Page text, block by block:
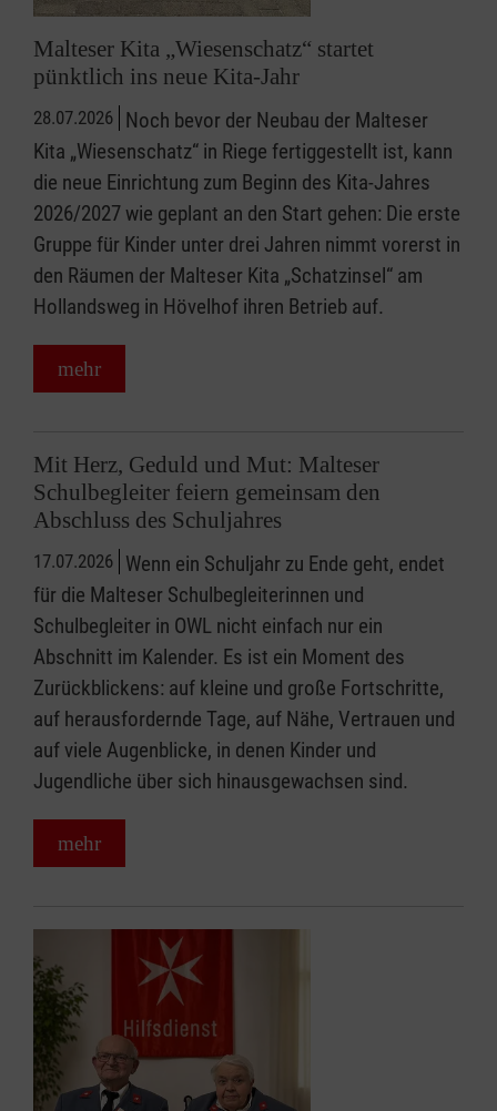
Malteser Kita „Wiesenschatz“ startet
pünktlich ins neue Kita-Jahr
28.07.2026 Noch bevor der Neubau der Malteser
Kita „Wiesenschatz“ in Riege fertiggestellt ist, kann
die neue Einrichtung zum Beginn des Kita-Jahres
2026/2027 wie geplant an den Start gehen: Die erste
Gruppe für Kinder unter drei Jahren nimmt vorerst in
den Räumen der Malteser Kita „Schatzinsel“ am
Hollandsweg in Hövelhof ihren Betrieb auf.
mehr
Mit Herz, Geduld und Mut: Malteser
Schulbegleiter feiern gemeinsam den
Abschluss des Schuljahres
17.07.2026 Wenn ein Schuljahr zu Ende geht, endet
für die Malteser Schulbegleiterinnen und
Schulbegleiter in OWL nicht einfach nur ein
Abschnitt im Kalender. Es ist ein Moment des
Zurückblickens: auf kleine und große Fortschritte,
auf herausfordernde Tage, auf Nähe, Vertrauen und
auf viele Augenblicke, in denen Kinder und
Jugendliche über sich hinausgewachsen sind.
mehr